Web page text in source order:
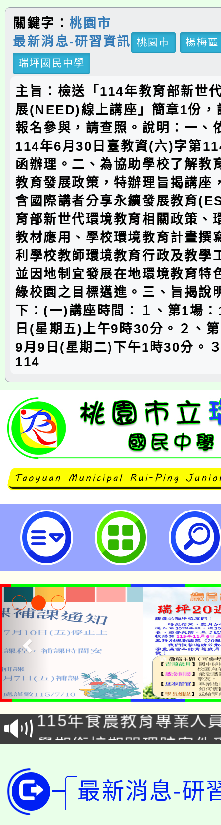
關鍵字：桃園市
最新消息-研習資訊
桃園市
楊梅區
瑞坪國民中學
主旨：檢送「114年教育部新世
展(NEED)線上講座」簡章1份，
報名參與，請查照。說明：一、
114年6月30日臺教資(六)字第
函辦理。二、為協助學校了解教
教育發展政策，特辦理旨揭講座
含國際講者分享永續發展教育
育部新世代環境教育相關政策、
教材應用、學校環境教育計畫撰
利學校教師環境教育行政及教學
並因地制宜發展在地環境教育特
綠校園之目標邁進。三、旨揭說
下：(一)講座時間：１、第1場
日(星期五)上午9時30分。２、
9月9日(星期二)下午1時30分。
114
neilrpjhstyc網站設計者：徐嘉
淨零綠生活教案入校路
會
115年食農教育專業人
程
學期銜接期間理賠案件
版
公告本校115學年度第
代理(課)教師甄選結果(
「2026金融保險知識
最新消息-研